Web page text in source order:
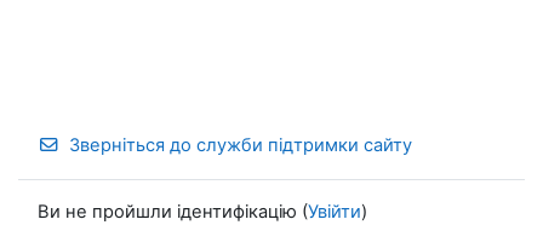
Зверніться до служби підтримки сайту
Ви не пройшли ідентифікацію (Увійти)